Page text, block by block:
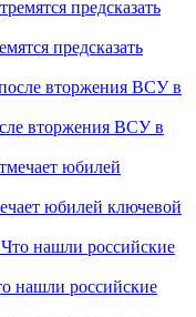
предсказать
вторжения ВСУ в
юбилей ключевой
нашли российские